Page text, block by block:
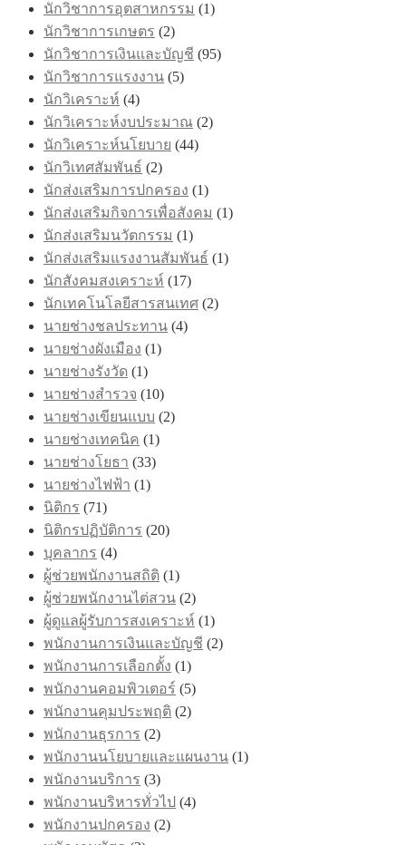
นักวิชาการอุตสาหกรรม (1)
นักวิชาการเกษตร (2)
นักวิชาการเงินและบัญชี (95)
นักวิชาการแรงงาน (5)
นักวิเคราะห์ (4)
นักวิเคราะห์งบประมาณ (2)
นักวิเคราะห์นโยบาย (44)
นักวิเทศสัมพันธ์ (2)
นักส่งเสริมการปกครอง (1)
นักส่งเสริมกิจการเพื่อสังคม (1)
นักส่งเสริมนวัตกรรม (1)
นักส่งเสริมแรงงานสัมพันธ์ (1)
นักสังคมสงเคราะห์ (17)
นักเทคโนโลยีสารสนเทศ (2)
นายช่างชลประทาน (4)
นายช่างผังเมือง (1)
นายช่างรังวัด (1)
นายช่างสำรวจ (10)
นายช่างเขียนแบบ (2)
นายช่างเทคนิค (1)
นายช่างโยธา (33)
นายช่างไฟฟ้า (1)
นิติกร (71)
นิติกรปฏิบัติการ (20)
บุคลากร (4)
ผู้ช่วยพนักงานสถิติ (1)
ผู้ช่วยพนักงานไต่สวน (2)
ผู้ดูแลผู้รับการสงเคราะห์ (1)
พนักงานการเงินและบัญชี (2)
พนักงานการเลือกตั้ง (1)
พนักงานคอมพิวเตอร์ (5)
พนักงานคุมประพฤติ (2)
พนักงานธุรการ (2)
พนักงานนโยบายและแผนงาน (1)
พนักงานบริการ (3)
พนักงานบริหารทั่วไป (4)
พนักงานปกครอง (2)